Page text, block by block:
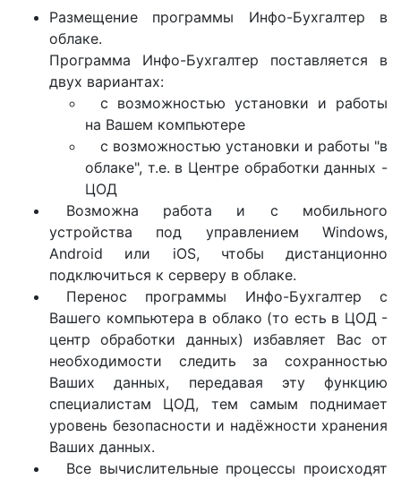
Размещение программы Инфо-Бухгалтер в
облаке.
Программа Инфо-Бухгалтер поставляется в
двух вариантах:
с возможностью установки и работы
на Вашем компьютере
с возможностью установки и работы "в
облаке", т.е. в Центре обработки данных -
ЦОД
Возможна работа и с мобильного
устройства под управлением Windows,
Android или iOS, чтобы дистанционно
подключиться к серверу в облаке.
Перенос программы Инфо-Бухгалтер с
Вашего компьютера в облако (то есть в ЦОД -
центр обработки данных) избавляет Вас от
необходимости следить за сохранностью
Ваших данных, передавая эту функцию
специалистам ЦОД, тем самым поднимает
уровень безопасности и надёжности хранения
Ваших данных.
Все вычислительные процессы происходят